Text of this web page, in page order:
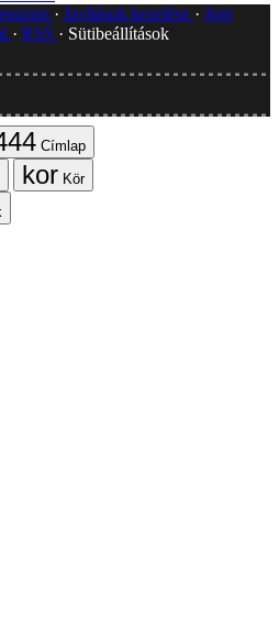
Javítások kezelése
Jogi
RSS
Sütibeállítások
Címlap
Kör